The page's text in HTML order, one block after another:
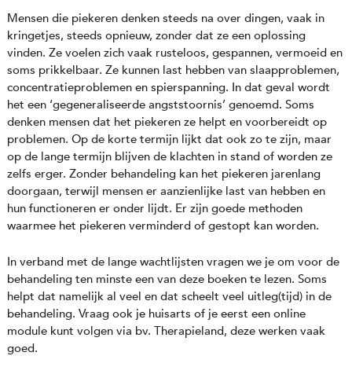
Mensen die piekeren denken steeds na over dingen, vaak in
kringetjes, steeds opnieuw, zonder dat ze een oplossing
vinden. Ze voelen zich vaak rusteloos, gespannen, vermoeid en
soms prikkelbaar. Ze kunnen last hebben van slaapproblemen,
concentratieproblemen en spierspanning. In dat geval wordt
het een ‘gegeneraliseerde angststoornis’ genoemd. Soms
denken mensen dat het piekeren ze helpt en voorbereidt op
problemen. Op de korte termijn lijkt dat ook zo te zijn, maar
op de lange termijn blijven de klachten in stand of worden ze
zelfs erger. Zonder behandeling kan het piekeren jarenlang
doorgaan, terwijl mensen er aanzienlijke last van hebben en
hun functioneren er onder lijdt. Er zijn goede methoden
waarmee het piekeren verminderd of gestopt kan worden.
In verband met de lange wachtlijsten vragen we je om voor de
behandeling ten minste een van deze boeken te lezen. Soms
helpt dat namelijk al veel en dat scheelt veel uitleg(tijd) in de
behandeling. Vraag ook je huisarts of je eerst een online
module kunt volgen via bv. Therapieland, deze werken vaak
goed.